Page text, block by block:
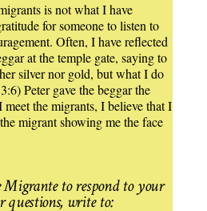
is not what I have
for someone to listen to
Often, I have reflected
at the temple gate, saying to
silver nor gold, but what I do
Peter gave the beggar the
the migrants, I believe that I
migrant showing me the face
to respond to your
questions, write to: